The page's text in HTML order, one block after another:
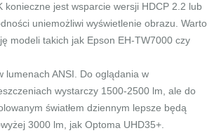
konieczne jest wsparcie wersji HDCP 2.2 lub
uniemożliwi wyświetlenie obrazu. Warto
modeli takich jak Epson EH-TW7000 czy
lumenach ANSI. Do oglądania w
wystarczy 1500-2500 lm, ale do
światłem dziennym lepsze będą
3000 lm, jak Optoma UHD35+.